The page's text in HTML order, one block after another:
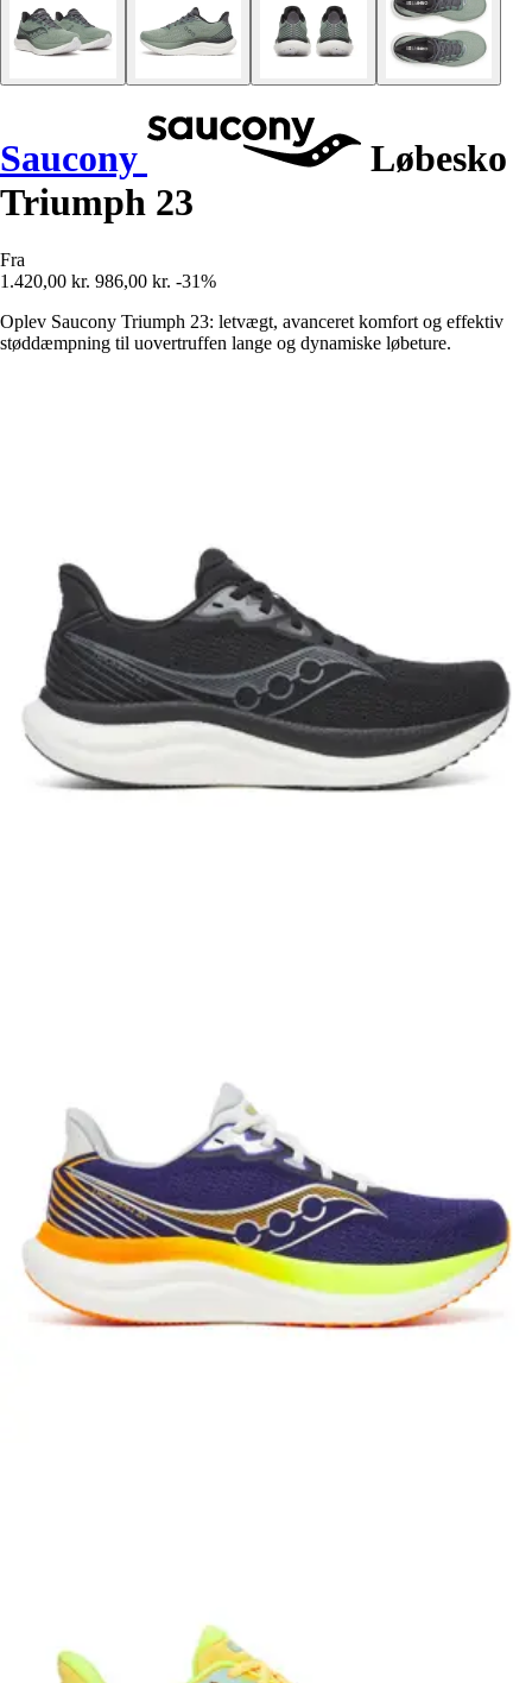
Saucony
Løbesko
Triumph 23
Fra
1.420,00 kr. 986,00 kr. -31%
Oplev Saucony Triumph 23: letvægt, avanceret komfort og effektiv
støddæmpning til uovertruffen lange og dynamiske løbeture.